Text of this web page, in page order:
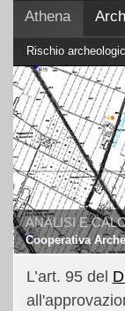
Athena
Rischio
ANALISI E
Cooperativa
L’art. 95 del